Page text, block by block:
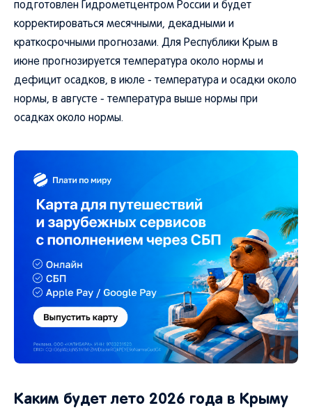
подготовлен Гидрометцентром России и будет
корректироваться месячными, декадными и
краткосрочными прогнозами. Для Республики Крым в
июне прогнозируется температура около нормы и
дефицит осадков, в июле - температура и осадки около
нормы, в августе - температура выше нормы при
осадках около нормы.
Каким будет лето 2026 года в Крыму